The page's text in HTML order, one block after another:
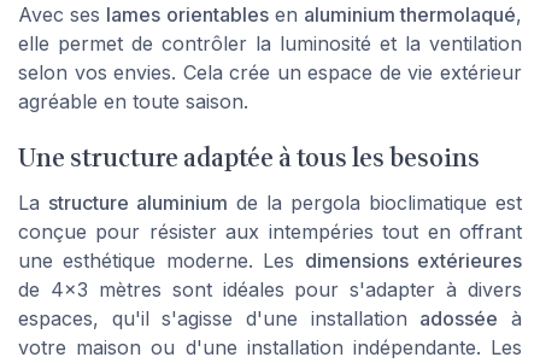
Avec ses lames orientablesen aluminium thermolaqué,
elle permet de contrôler la luminosité et la ventilation
selon vos envies. Cela crée un espace de vie extérieur
agréable en toute saison.
Une structure adaptée à tous les besoins
La structure aluminium de la pergola bioclimatique est
conçue pour résister aux intempéries tout en offrant
une esthétique moderne. Les dimensions extérieures
de 4x3 mètres sont idéales pour s'adapter à divers
espaces, qu'il s'agisse d'une installation adossée à
votre maison ou d'une installation indépendante. Les